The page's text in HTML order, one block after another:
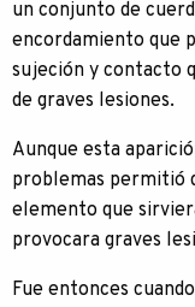
un conjunto de
encordamiento que
sujeción y contacto
de graves lesiones.
Aunque esta
problemas permitió
elemento que
provocara graves
Fue entonces